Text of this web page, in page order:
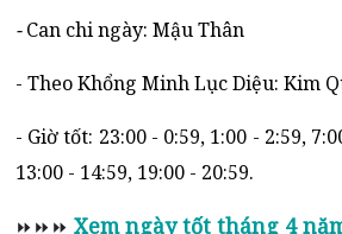
-Can chi ngày: Mậu Thân
- Theo Khổng Minh Lục Diệu: Kim
- Giờ tốt: 23:00 - 0:59, 1:00 - 2:59,
13:00 - 14:59, 19:00 - 20:59.
⏩⏩⏩ Xem ngày tốt tháng 4